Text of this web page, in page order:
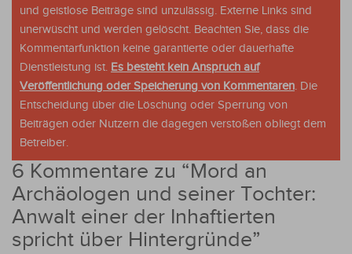
und geistlose Beiträge sind unzulässig. Externe Links sind
unerwüscht und werden gelöscht. Beachten Sie, dass die
Kommentarfunktion keine garantierte oder dauerhafte
Dienstleistung ist. Es besteht kein Anspruch auf
Veröffentlichung oder Speicherung von Kommentaren. Die
Entscheidung über die Löschung oder Sperrung von
Beiträgen oder Nutzern die dagegen verstoßen obliegt dem
Betreiber.
6 Kommentare zu “Mord an
Archäologen und seiner Tochter:
Anwalt einer der Inhaftierten
spricht über Hintergründe”